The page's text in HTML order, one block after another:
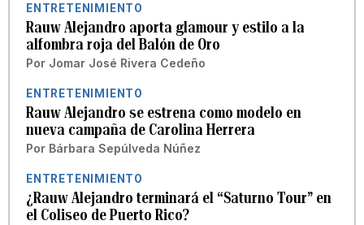
ENTRETENIMIENTO
Rauw Alejandro aporta glamour y estilo a la
alfombra roja del Balón de Oro
Por Jomar José Rivera Cedeño
ENTRETENIMIENTO
Rauw Alejandro se estrena como modelo en
nueva campaña de Carolina Herrera
Por Bárbara Sepúlveda Núñez
ENTRETENIMIENTO
¿Rauw Alejandro terminará el “Saturno Tour” en
el Coliseo de Puerto Rico?